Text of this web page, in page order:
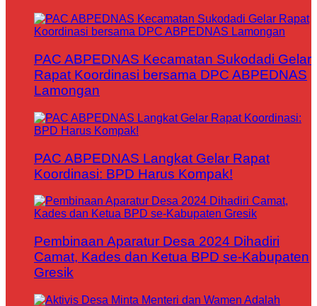
PAC ABPEDNAS Kecamatan Sukodadi Gelar
Rapat Koordinasi bersama DPC ABPEDNAS
Lamongan
PAC ABPEDNAS Langkat Gelar Rapat
Koordinasi: BPD Harus Kompak!
Pembinaan Aparatur Desa 2024 Dihadiri
Camat, Kades dan Ketua BPD se-Kabupaten
Gresik